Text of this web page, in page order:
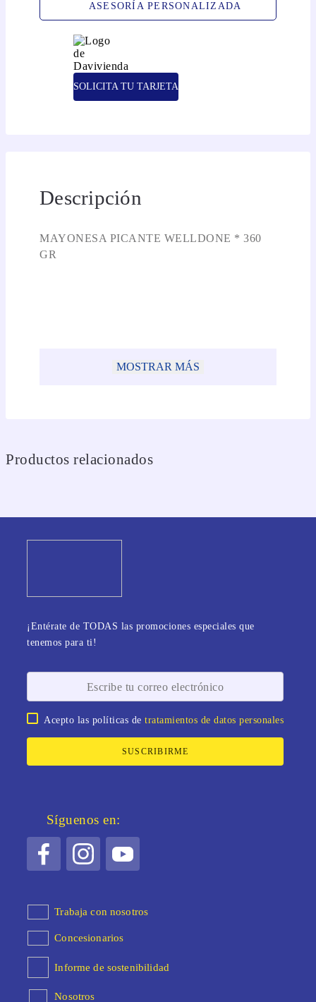
ASESORÍA PERSONALIZADA
SOLICITA TU TARJETA
Descripción
MAYONESA PICANTE WELLDONE * 360
GR
MOSTRAR MÁS
Productos relacionados
¡Entérate de TODAS las promociones especiales que
tenemos para ti!
Acepto las políticas detratamientos de datos personales
SUSCRIBIRME
Síguenos en:
Trabaja con nosotros
Concesionarios
Informe de sostenibilidad
Nosotros